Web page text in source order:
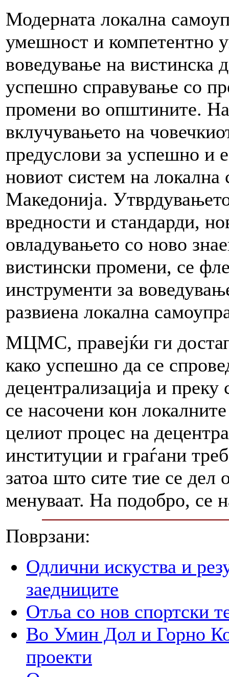
Модерната локална
умешност и компетентно
воведување на вистинска
успешно справување со
промени во општините.
вклучувањето на
предуслови за успешно и
новиот систем на локална
Македонија.
вредности и стандарди,
овладувањето со ново
вистински промени, се
инструменти за
развиена локална
МЦМС, правејќи ги
како успешно да се
децентрализација и
се насочени кон
целиот процес на
институции и граѓани
затоа што сите тие се дел
менуваат. На подобро, се
Поврзани:
Одлични искуства и
заедниците
Отља со нов спортски
Во Умин Дол и Горно
проекти